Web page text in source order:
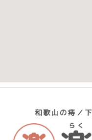
和歌山の痔／